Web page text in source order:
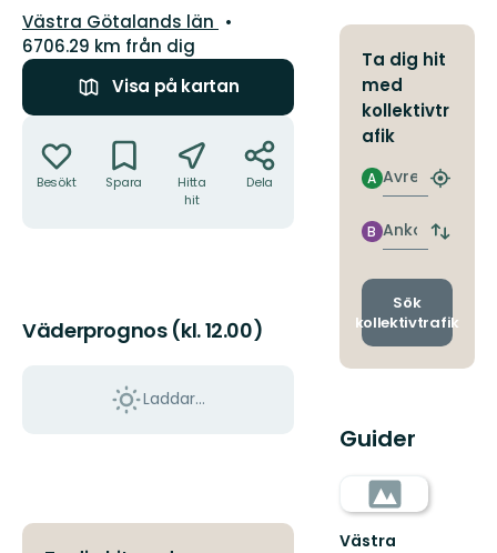
Län:
Västra Götalands län
6706.29 km från dig
Visa på kartan
Besökt Spara
Hitta
hit
Dela
Väderprognos (kl. 12.00)
Laddar...
Ta dig hit
med
kollektivtr
afik
Avresa
A
Hitta
Ankomst
B
Byt
och
Sök
kollektivtrafik
Guider
Västra